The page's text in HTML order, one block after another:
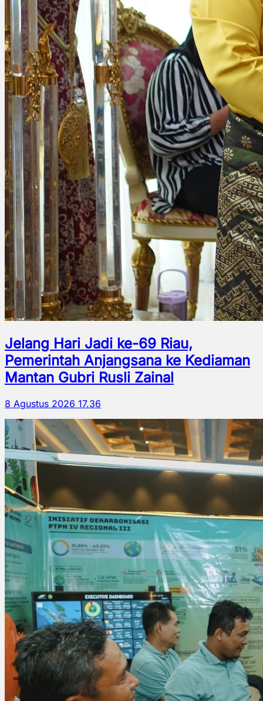
Jelang Hari Jadi ke-69 Riau,
Pemerintah Anjangsana ke Kediaman
Mantan Gubri Rusli Zainal
8 Agustus 2026 17.36